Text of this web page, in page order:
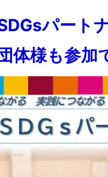
パート
体様も参加